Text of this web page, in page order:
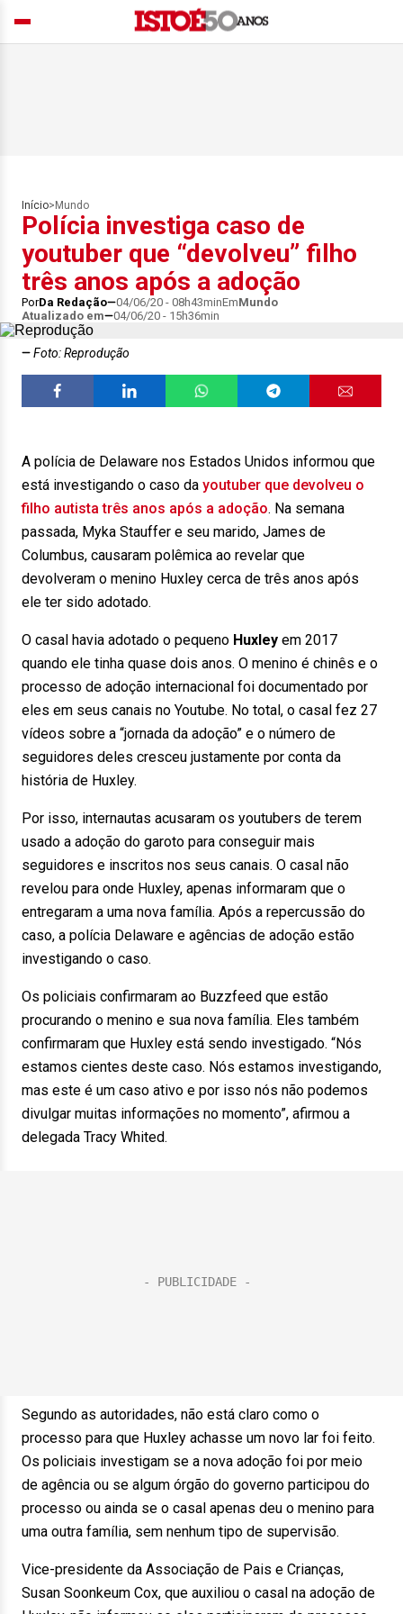
Início> Mundo
Polícia investiga caso de
youtuber que “devolveu” filho
três anos após a adoção
PorDa Redação 04/06/20 - 08h43minEmMundo
Atualizado em
04/06/20 - 15h36min
Foto: Reprodução
A polícia de Delaware nos Estados Unidos informou que
está investigando o caso da youtuber que devolveu o
filho autista três anos após a adoção. Na semana
passada, Myka Stauffer e seu marido, James de
Columbus, causaram polêmica ao revelar que
devolveram o menino Huxley cerca de três anos após
ele ter sido adotado.
O casal havia adotado o pequeno Huxley em 2017
quando ele tinha quase dois anos. O menino é chinês e o
processo de adoção internacional foi documentado por
eles em seus canais no Youtube. No total, o casal fez 27
vídeos sobre a “jornada da adoção” e o número de
seguidores deles cresceu justamente por conta da
história de Huxley.
Por isso, internautas acusaram os youtubers de terem
usado a adoção do garoto para conseguir mais
seguidores e inscritos nos seus canais. O casal não
revelou para onde Huxley, apenas informaram que o
entregaram a uma nova família. Após a repercussão do
caso, a polícia Delaware e agências de adoção estão
investigando o caso.
Os policiais confirmaram ao Buzzfeed que estão
procurando o menino e sua nova família. Eles também
confirmaram que Huxley está sendo investigado. “Nós
estamos cientes deste caso. Nós estamos investigando,
mas este é um caso ativo e por isso nós não podemos
divulgar muitas informações no momento”, afirmou a
delegada Tracy Whited.
Segundo as autoridades, não está claro como o
processo para que Huxley achasse um novo lar foi feito.
Os policiais investigam se a nova adoção foi por meio
de agência ou se algum órgão do governo participou do
processo ou ainda se o casal apenas deu o menino para
uma outra família, sem nenhum tipo de supervisão.
Vice-presidente da Associação de Pais e Crianças,
Susan Soonkeum Cox, que auxiliou o casal na adoção de